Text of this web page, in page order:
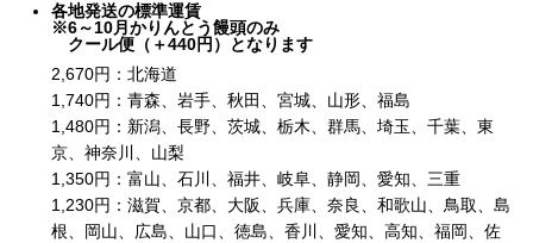
各地発送の標準運賃
※6～10月かりんとう饅頭のみ
クール便（＋440円）となります
2,670円：北海道
1,740円：青森、岩手、秋田、宮城、山形、福島
1,480円：新潟、長野、茨城、栃木、群馬、埼玉、千葉、東
京、神奈川、山梨
1,350円：富山、石川、福井、岐阜、静岡、愛知、三重
1,230円：滋賀、京都、大阪、兵庫、奈良、和歌山、鳥取、島
根、岡山、広島、山口、徳島、香川、愛知、高知、福岡、佐